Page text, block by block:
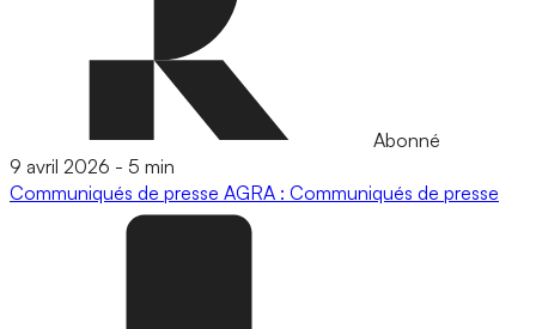
Abonné
9 avril 2026 - 5 min
Communiqués de presse AGRA : Communiqués de presse